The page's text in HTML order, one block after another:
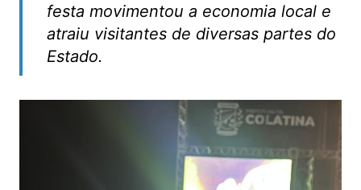
festa movimentou a economia local e
atraiu visitantes de diversas partes do
Estado.